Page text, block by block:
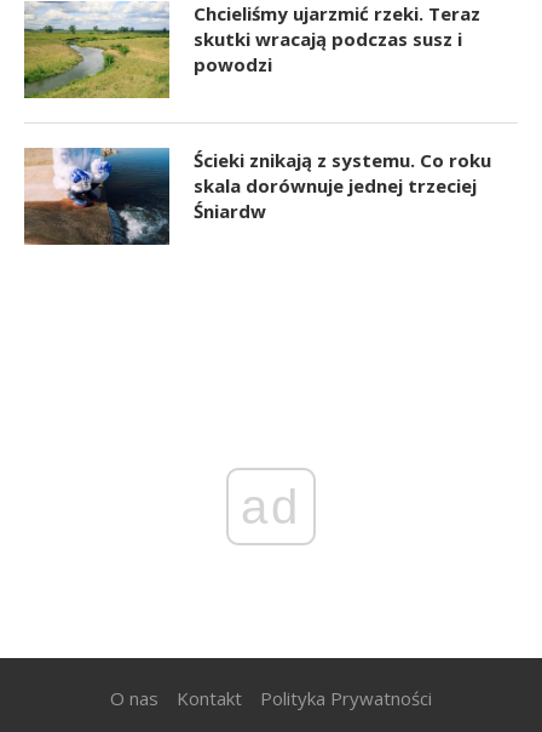
Chcieliśmy ujarzmić rzeki. Teraz
skutki wracają podczas susz i
powodzi
Ścieki znikają z systemu. Co roku
skala dorównuje jednej trzeciej
Śniardw
ad
O nas Kontakt Polityka Prywatności